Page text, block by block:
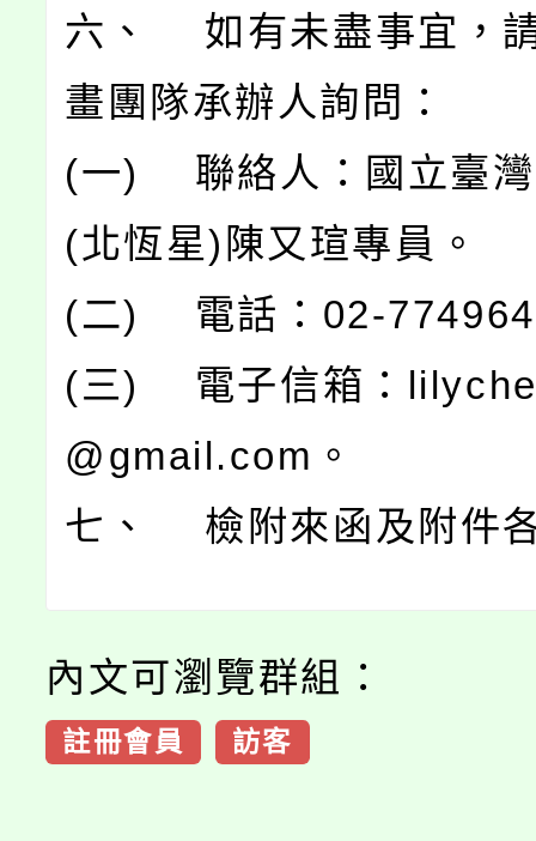
六、 如有未盡事宜，
畫團隊承辦人詢問：
(一) 聯絡人：國立臺灣
(北恆星)陳又瑄專員。
(二) 電話：02-
(三) 電子信箱：
@gmail.com。
七、 檢附來函及附件
內文可瀏覽群組：
註冊會員 訪客